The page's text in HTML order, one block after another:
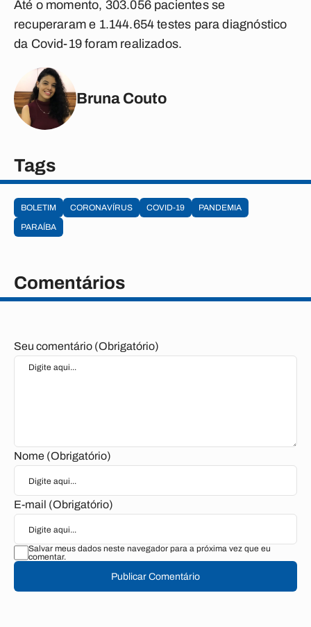
Até o momento, 303.056 pacientes se
recuperaram e 1.144.654 testes para diagnóstico
da Covid-19 foram realizados.
Bruna Couto
Tags
BOLETIM CORONAVÍRUS COVID-19
PANDEMIA
PARAÍBA
Comentários
Seu comentário (Obrigatório)
Nome (Obrigatório)
E-mail (Obrigatório)
Salvar meus dados neste navegador para a próxima vez que eu
comentar.
Publicar Comentário